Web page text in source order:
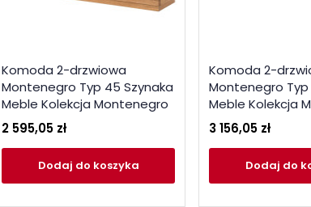
Komoda 2-drzwiowa
Montenegro Typ 45 Szynaka
Meble Kolekcja Montenegro
2 595,05 zł
Dodaj do koszyka
Komoda 2-
Montenegro Typ
Meble Kolekcja
3 156,05 zł
Dodaj do